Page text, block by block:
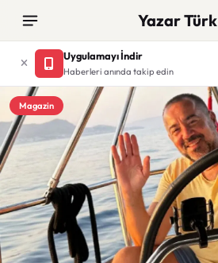
Yazar Türk
Uygulamayı İndir
Haberleri anında takip edin
Magazin